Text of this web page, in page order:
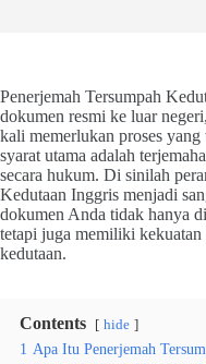
Penerjemah Tersumpah
dokumen resmi ke luar
kali memerlukan proses yang
syarat utama adalah
secara hukum. Di sinilah
Kedutaan Inggris menjadi
dokumen Anda tidak hanya
tetapi juga memiliki
kedutaan.
Contents hide
1 Apa Itu Penerjemah